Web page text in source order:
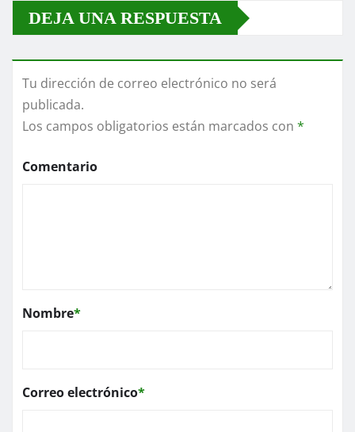
DEJA UNA RESPUESTA
Tu dirección de correo electrónico no será
publicada.
Los campos obligatorios están marcados con *
Comentario
Nombre*
Correo electrónico*